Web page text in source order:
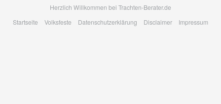
main
Herzlich Willkommen bei Trachten-Berater.de
Startseite
Volksfeste Datenschutzerklärung Disclaimer Impressum